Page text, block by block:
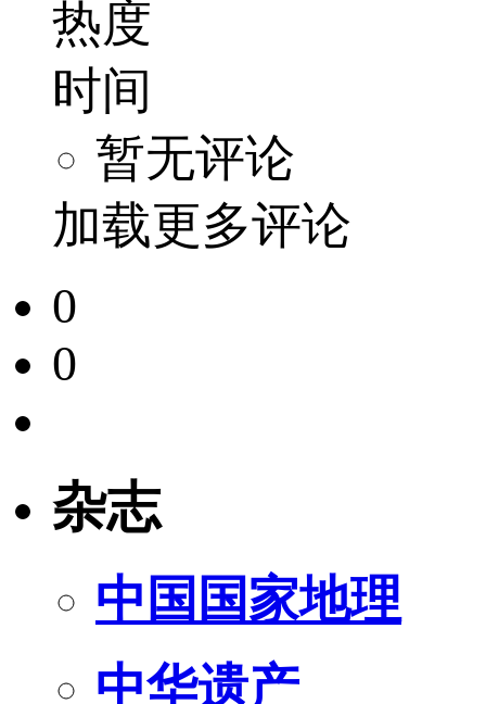
热度
时间
暂无评论
加载更多评论
0
0
杂志
中国国家地理
中华遗产